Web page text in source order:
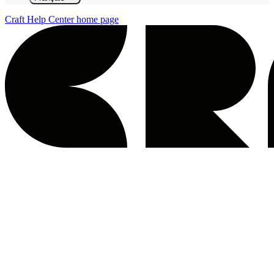
Craft Help Centerhome page